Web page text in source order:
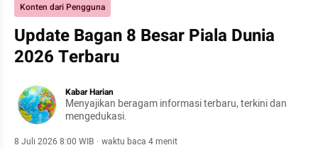
Konten dari Pengguna
Update Bagan 8 Besar Piala Dunia
2026 Terbaru
Kabar Harian
Menyajikan beragam informasi terbaru, terkini dan
mengedukasi.
8 Juli 2026 8:00 WIB · waktu baca 4 menit